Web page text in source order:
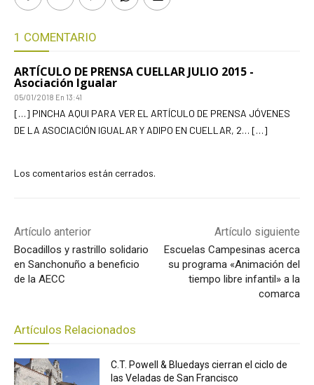
1 COMENTARIO
ARTÍCULO DE PRENSA CUELLAR JULIO 2015 -
Asociación Igualar
05/01/2018 En 13:41
[…] PINCHA AQUI PARA VER EL ARTÍCULO DE PRENSA JÓVENES
DE LA ASOCIACIÓN IGUALAR Y ADIPO EN CUELLAR, 2… […]
Los comentarios están cerrados.
Artículo anterior
Bocadillos y rastrillo solidario
en Sanchonuño a beneficio
de la AECC
Artículo siguiente
Escuelas Campesinas acerca
su programa «Animación del
tiempo libre infantil» a la
comarca
Artículos Relacionados
C.T. Powell & Bluedays cierran el ciclo de
las Veladas de San Francisco